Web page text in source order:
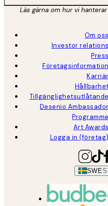
Läs gärna om hur vi
Om oss
Investor relations
Press
Företagsinformation
Karriär
Hållbarhet
Tillgänglighetsutlåtande
Desenio Ambassador
Programme
Art Awards
Logga in (företag)
SWE